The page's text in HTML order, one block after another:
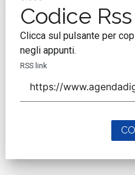
Codice Rss
Clicca sul pulsante per
negli appunti.
RSS link